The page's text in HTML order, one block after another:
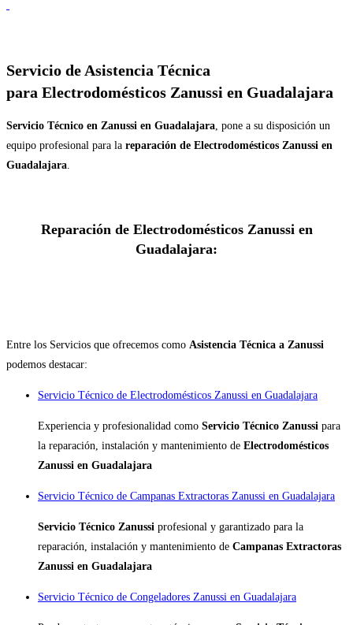
Servicio de Asistencia Técnica
para Electrodomésticos Zanussi en Guadalajara
Servicio Técnico en Zanussi en Guadalajara, pone a su disposición un
equipo profesional para la reparación de Electrodomésticos Zanussi en
Guadalajara.
Reparación de Electrodomésticos Zanussi en
Guadalajara:
Entre los Servicios que ofrecemos como Asistencia Técnica a Zanussi
podemos destacar:
Servicio Técnico de Electrodomésticos Zanussi en Guadalajara
Experiencia y profesionalidad como Servicio Técnico Zanussi para
la reparación, instalación y mantenimiento de Electrodomésticos
Zanussi en Guadalajara
Servicio Técnico de Campanas Extractoras Zanussi en Guadalajara
Servicio Técnico Zanussi profesional y garantizado para la
reparación, instalación y mantenimiento de Campanas Extractoras
Zanussi en Guadalajara
Servicio Técnico de Congeladores Zanussi en Guadalajara